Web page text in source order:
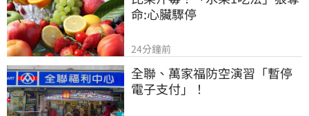
命:心臟驟停
24分鐘前
全聯、萬家福防空演習「暫停
電子支付」！